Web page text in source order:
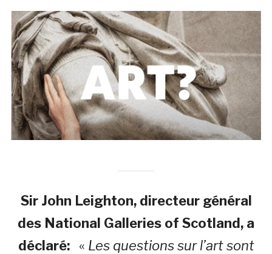
Sir John Leighton, directeur général
des National Galleries of Scotland, a
déclaré:« Les questions sur l’art sont